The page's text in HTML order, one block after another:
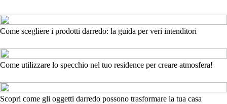
Come scegliere i prodotti darredo: la guida per veri intenditori
Come utilizzare lo specchio nel tuo residence per creare atmosfera!
Scopri come gli oggetti darredo possono trasformare la tua casa